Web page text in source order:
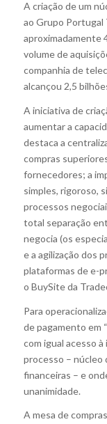
A criação de um
ao Grupo Portugal
aproximadamente
volume de
companhia de
alcançou 2,5
A iniciativa de
aumentar a
destaca a
compras
fornecedores; a
simples, rigoroso,
processos
total separação
negocia (os
e a agilização dos
plataformas de e-
o BuySite da
Para
de pagamento em
com igual acesso
processo – núcleo
financeiras – e
unanimidade.
A mesa de